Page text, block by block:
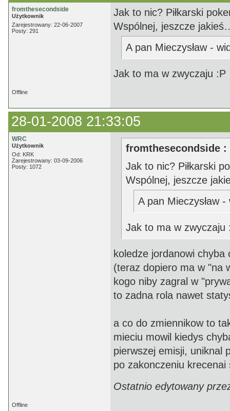
fromthesecondside
Użytkownik
Zarejestrowany: 22-06-2007
Posty: 291
Jak to nic? Piłkarski
Wspólnej, jeszcze
A pan Mieczysław -
Jak to ma w zwyczaju :P
Offline
28-01-2008 21:33:05
WRC
Użytkownik
Od: KRK
Zarejestrowany: 03-09-2006
Posty: 1072
fromthesecondside :
Jak to nic? Piłkarski
Wspólnej, jeszcze
A pan Mieczysław
Jak to ma w zwyczaju
koledze jordanowi
(teraz dopiero ma w "na
kogo niby zagral w
to zadna rola nawet
a co do zmiennikow to
mieciu mowil kiedys
pierwszej emisji, uniknal
po zakonczeniu
Ostatnio edytowany
Offline